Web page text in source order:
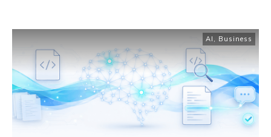
AI Business